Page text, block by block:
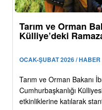
Tarım ve Orman
Külliye’deki
OCAK-ŞUBAT 2026 / HABER
Tarım ve Orman Bakanı
Cumhurbaşkanlığı
etkinliklerine katılarak